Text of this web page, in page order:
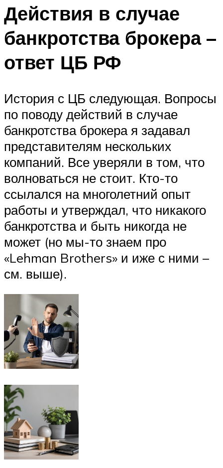
Действия в случае
банкротства брокера –
ответ ЦБ РФ
История с ЦБ следующая. Вопросы
по поводу действий в случае
банкротства брокера я задавал
представителям нескольких
компаний. Все уверяли в том, что
волноваться не стоит. Кто-то
ссылался на многолетний опыт
работы и утверждал, что никакого
банкротства и быть никогда не
может (но мы-то знаем про
«Lehman Brothers» и иже с ними –
см. выше).